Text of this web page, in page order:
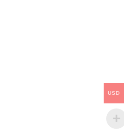
USD